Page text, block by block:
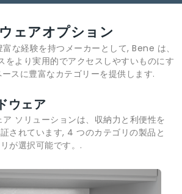
ェアオプション
な経験を持つメーカーとして, Bene は、
をより実用的でアクセスしやすいものにす
スに豊富なカテゴリーを提供します.
ウェア
ソリューションは、収納力と利便性を
されています, 4 つのカテゴリの製品と
が選択可能です。.